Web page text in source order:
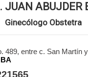
JUAN ABUJDER
Ginecólogo Obstetra
489, entre c. San Martín